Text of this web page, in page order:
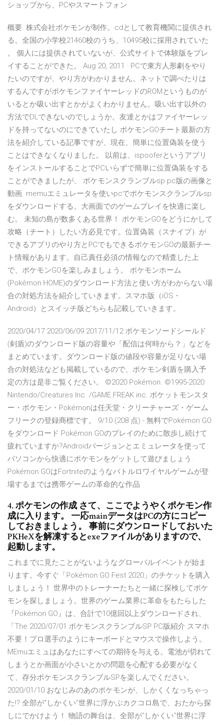
ショップから、PCやスマートフォン
概要. 株式会社ポケモンが制作。cdとして教育機関に提供され
る。全国の小学校21460校のうち、10495校に採用されていた
。 個人には提供されていないが、公式サイトで体験版をプレ
イすることができた。 Aug 20, 2011 · PCで東方人形劇をやり
たいのですが、やり方がわかりません。ネットで調べたりは
するんですがポケモンファイヤーレッドのROMというものが
いるとか吸い出すとかがよくわかりません。吸い出す以外の
方法でDLできないのでしょうか。友達とかはファイヤーレッ
ドを持ってないのにできていたし ポケモンGOチート最新の方
法を紹介している記事ですが、現在、簡単に位置偽装を使う
ことはできなくなりました。 以前は、ispooferというアプリ
をインストールすることでPCいらずで簡単に位置偽装をする
ことができましたが、 ポケモンスクランブルsp pc版の画像と
動画. memuエミュレータを使いpcでポケモンスクランブルsp
をダウンロードする。大画面でのゲームプレイを快適に楽し
む。 未知の島が数多くある世界！ ポケモンGOをどうにかして
攻略（チート）したい方必見です。位置偽装（スナイプ）が
できるアプリのやり方とPCでもできるポケモンGOの最新チー
ト情報があります。自己責任必須の情報なので精査した上
で、ポケモンGOを楽しみましょう。 ポケモンホーム
(Pokémon HOME)のダウンロード方法と使い方がわからない場
合の対処方法を紹介していきます。スマホ版（iOS・
Android）とスイッチ版どちらも記載していきます。
2020/04/17 2020/06/09 2017/11/12 ポケモンソードシールド
(剣盾)のダウンロード版の容量や「配信は何時から？」などを
まとめています。ダウンロード版の値段や容量が足りない場
合の対処法なども掲載しているので、ポケモン剣盾を購入予
定の方は是非ご覧ください。 ©2020 Pokémon. ©1995-2020
Nintendo/Creatures Inc. /GAME FREAK inc. ポケットモンスタ
ー・ポケモン・Pokémonは任天堂・クリーチャーズ・ゲーム
フリークの登録商標です。 9/10 (208 点) - 無料でPokémon GO
をダウンロード Pokémon GOのプレイのために散歩し続けて
疲れていますか?Androidバージョンとエミュレータを使って
パソコンから快適にポケモンをゲットして遊びましょう.
Pokémon GOはFortniteのようなバトルロワイヤルゲームが登
場するまでは携帯ゲームの革命的な作品
4. ポケモンの作成 さて、ここでようやくポケモン作
成に入ります。 一応mainデータはPCの方にコピー
しておきましょう。 事前にダウンロードしておいた
PKHeXを解凍するとexeファイルがありますので、
起動します。
これまでに見たことがないようなグローバルイベントが始ま
ります。今すぐ「Pokémon GO Fest 2020」のチケットを購入
しましょう！ 世界中のトレーナーたちと一緒に探検してポケ
モンを探しましょう。世界のゲーム業界に革命をもたらした
『Pokémon GO』は、合計で10億回以上ダウンロードされ、
「The 2020/07/01 ポケモンスクランブルSP PC版紹介 スマホ
不要！プロ選手のようにキーボードとマウスで操作しよう。
MEmuエミュはあなたにすべての期待を与える。電池が切れて
しまうとか画面が小さいとかの問題を心配する必要がなく
て、存分ポケモンスクランブルSPを楽しんでください。
2020/01/10 おなじみのあのポケモンが、しかくくなっちゃっ
た!? 全部が“しかくい”世界に浮かぶカクコロ島で、おたから探
しにでかけよう！ 物語の舞台は、全部が“しかくい”世界に浮